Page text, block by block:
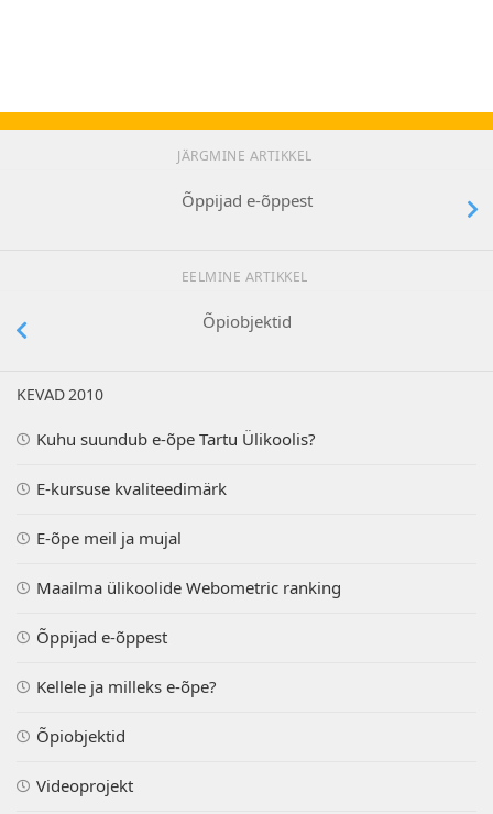
JÄRGMINE ARTIKKEL
Õppijad e-õppest
EELMINE ARTIKKEL
Õpiobjektid
KEVAD 2010
Kuhu suundub e-õpe Tartu Ülikoolis?
E-kursuse kvaliteedimärk
E-õpe meil ja mujal
Maailma ülikoolide Webometric ranking
Õppijad e-õppest
Kellele ja milleks e-õpe?
Õpiobjektid
Videoprojekt